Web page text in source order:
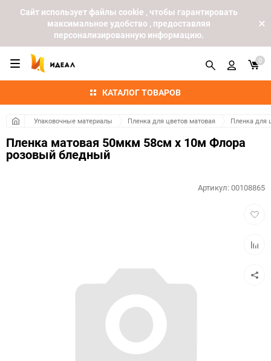
Cайт использует файлы cookie , чтобы гарантировать
максимальное удобство , предоставляя
персонализированную информацию.
КАТАЛОГ ТОВАРОВ
0
Упаковочные материалы Пленка для цветов матовая Пленка для
Пленка матовая 50мкм 58см х 10м Флора
розовый бледный
Артикул:00108865